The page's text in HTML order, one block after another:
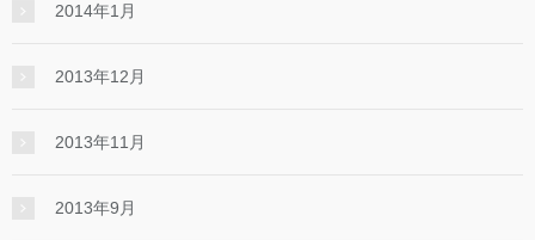
2014年1月
2013年12月
2013年11月
2013年9月